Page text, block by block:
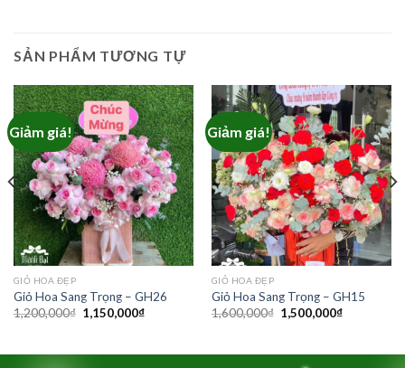
SẢN PHẨM TƯƠNG TỰ
Giảm giá!
GIỎ HOA ĐẸP
Giỏ Hoa Sang Trọng – GH26
1,200,000₫ Giá
gốc
1,150,000₫Giá
1,150,000₫.
Giảm giá!
GIỎ HOA ĐẸP
Giỏ Hoa Sang Trọng – GH15
1,600,000₫ Giá
gốc
1,500,000₫Giá